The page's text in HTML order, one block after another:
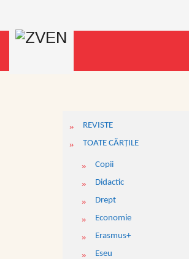
REVISTE
TOATE CĂRŢILE
Copii
Didactic
Drept
Economie
Erasmus+
Eseu